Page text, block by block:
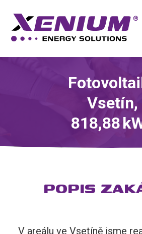
Vsetín,
818,88
POPIS
V areálu ve Vsetíně jsme